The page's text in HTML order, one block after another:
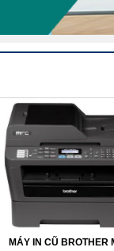
MÁY IN CŨ BROTHER